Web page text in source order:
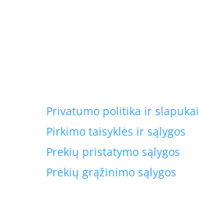
Privatumo politika ir slapukai
Pirkimo taisyklės ir sąlygos
Prekių pristatymo sąlygos
Prekių grąžinimo sąlygos